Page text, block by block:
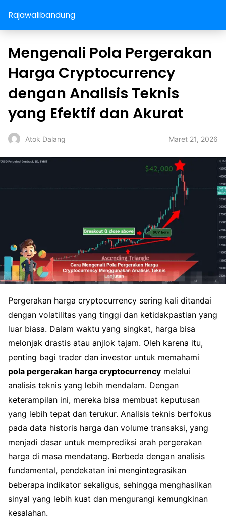
Rajawalibandung
Mengenali Pola Pergerakan
Harga Cryptocurrency
dengan Analisis Teknis
yang Efektif dan Akurat
Atok Dalang Maret 21, 2026
Pergerakan harga cryptocurrency sering kali ditandai
dengan volatilitas yang tinggi dan ketidakpastian yang
luar biasa. Dalam waktu yang singkat, harga bisa
melonjak drastis atau anjlok tajam. Oleh karena itu,
penting bagi trader dan investor untuk memahami
pola pergerakan harga cryptocurrency melalui
analisis teknis yang lebih mendalam. Dengan
keterampilan ini, mereka bisa membuat keputusan
yang lebih tepat dan terukur. Analisis teknis berfokus
pada data historis harga dan volume transaksi, yang
menjadi dasar untuk memprediksi arah pergerakan
harga di masa mendatang. Berbeda dengan analisis
fundamental, pendekatan ini mengintegrasikan
beberapa indikator sekaligus, sehingga menghasilkan
sinyal yang lebih kuat dan mengurangi kemungkinan
kesalahan.